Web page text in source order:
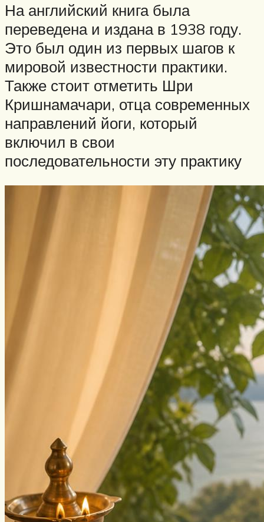
На английский книга была
переведена и издана в 1938 году.
Это был один из первых шагов к
мировой известности практики.
Также стоит отметить Шри
Кришнамачари, отца современных
направлений йоги, который
включил в свои
последовательности эту практику